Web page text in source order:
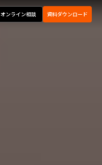
オンライン相談 資料ダウンロード